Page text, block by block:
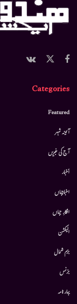
Categories
Featured
آئینہ شہر
آج کی خبریں
أخبار
اخبارجہاں
افکارِ جہاں
الیکشن
بزم شمال
بزنس
بہار نامہ